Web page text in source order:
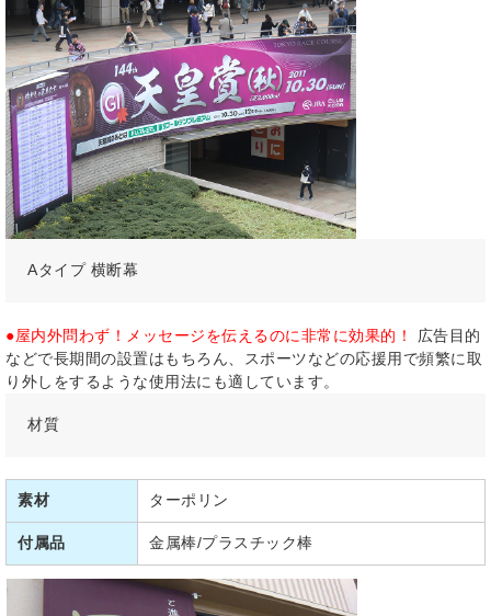
Aタイプ 横断幕
●屋内外問わず！メッセージを伝えるのに非常に効果的！
広告目的
などで長期間の設置はもちろん、スポーツなどの応援用で頻繁に取
り外しをするような使用法にも適しています。
材質
素材 ターポリン
付属品 金属棒/プラスチック棒